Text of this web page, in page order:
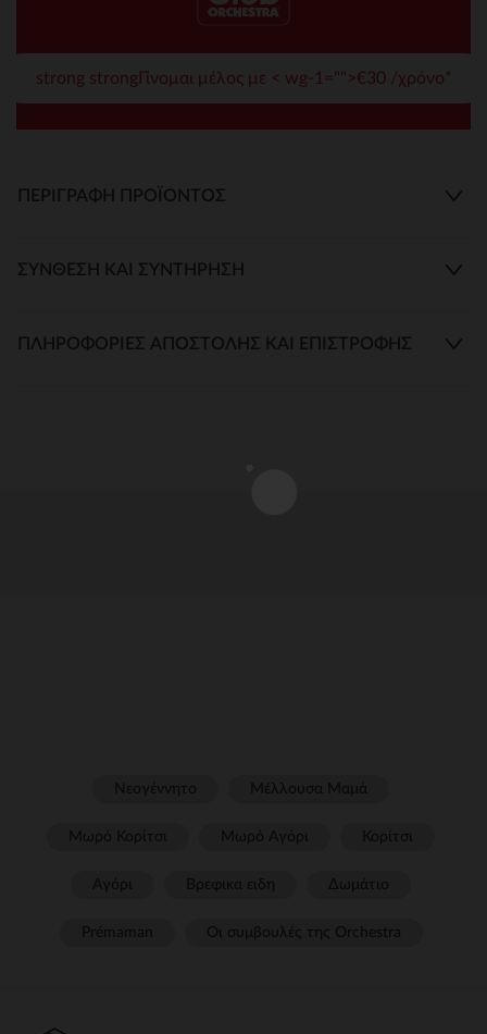
strong strongΓίνομαι μέλος με < wg-1="">€30 /χρόνο*
ΠΕΡΙΓΡΑΦΉ ΠΡΟΪΌΝΤΟΣ
ΣΎΝΘΕΣΗ ΚΑΙ ΣΥΝΤΉΡΗΣΗ
ΠΛΗΡΟΦΟΡΊΕΣ ΑΠΟΣΤΟΛΉΣ ΚΑΙ ΕΠΙΣΤΡΟΦΉΣ